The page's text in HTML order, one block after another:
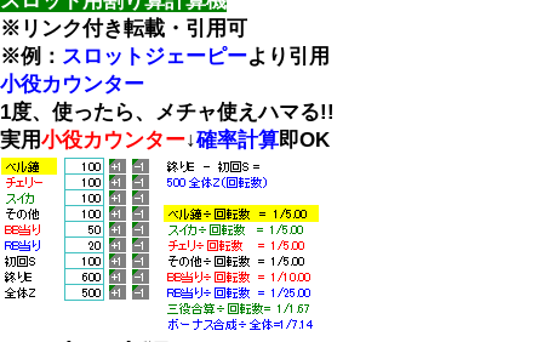
※リンク付き転載・引用可
※例： スロットジェーピーより引用
小役カウンター
1度、使ったら、メチャ使えハマる!!
実用小役カウンター↓確率計算即OK